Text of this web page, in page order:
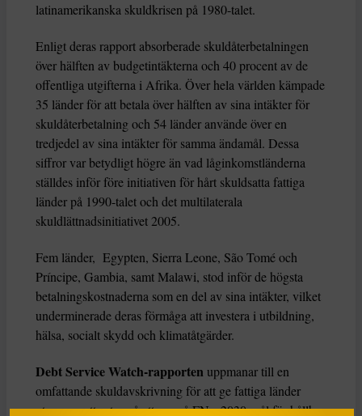
latinamerikanska skuldkrisen på 1980-talet.
Enligt deras rapport absorberade skuldåterbetalningen
över hälften av budgetintäkterna och 40 procent av de
offentliga utgifterna i Afrika. Över hela världen kämpade
35 länder för att betala över hälften av sina intäkter för
skuldåterbetalning och 54 länder använde över en
tredjedel av sina intäkter för samma ändamål. Dessa
siffror var betydligt högre än vad låginkomstländerna
ställdes inför före initiativen för hårt skuldsatta fattiga
länder på 1990-talet och det multilaterala
skuldlättnadsinitiativet 2005.
Fem länder, Egypten, Sierra Leone, São Tomé och
Príncipe, Gambia, samt Malawi, stod inför de högsta
betalningskostnaderna som en del av sina intäkter, vilket
underminerade deras förmåga att investera i utbildning,
hälsa, socialt skydd och klimatåtgärder.
Debt Service Watch-rapporten uppmanar till en
omfattande skuldavskrivning för att ge fattiga länder
utrymme att satsa på att uppnå FN:s 2030-mål för hållbar